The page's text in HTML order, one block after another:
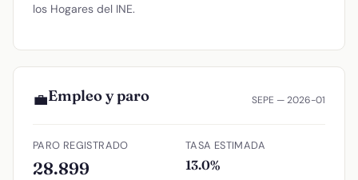
los Hogares del INE.
💼Empleo y paro SEPE — 2026-01
PARO REGISTRADO
28.899
TASA ESTIMADA
13.0%